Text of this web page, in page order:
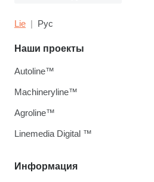
Lie Рус
Информация
Наши проекты
Autoline™
Machineryline™
Agroline™
Linemedia Digital ™